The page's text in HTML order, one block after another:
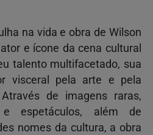
na vida e obra de Wilson
e ícone da cena cultural
talento multifacetado, sua
visceral pela arte e pela
de imagens raras,
espetáculos, além de
nomes da cultura, a obra